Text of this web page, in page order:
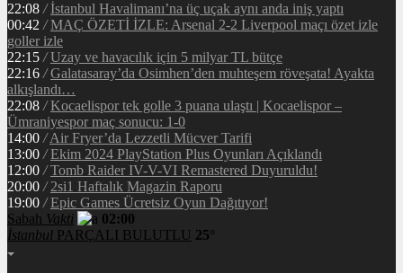
22:08 / İstanbul Havalimanı’na üç uçak aynı anda iniş yaptı
00:42 / MAÇ ÖZETİ İZLE: Arsenal 2-2 Liverpool maçı özet izle
goller izle
22:15 / Uzay ve havacılık için 5 milyar TL bütçe
22:16 / Galatasaray’da Osimhen’den muhteşem röveşata! Ayakta
alkışlandı…
22:08 / Kocaelispor tek golle 3 puana ulaştı | Kocaelispor –
Ümraniyespor maç sonucu: 1-0
14:00 / Air Fryer’da Lezzetli Mücver Tarifi
13:00 / Ekim 2024 PlayStation Plus Oyunları Açıklandı
12:00 / Tomb Raider IV-V-VI Remastered Duyuruldu!
20:00 / 2si1 Haftalık Magazin Raporu
19:00 / Epic Games Ücretsiz Oyun Dağıtıyor!
Sabah Vakti
02:00
İstanbul PARÇALI BULUTLU 25°